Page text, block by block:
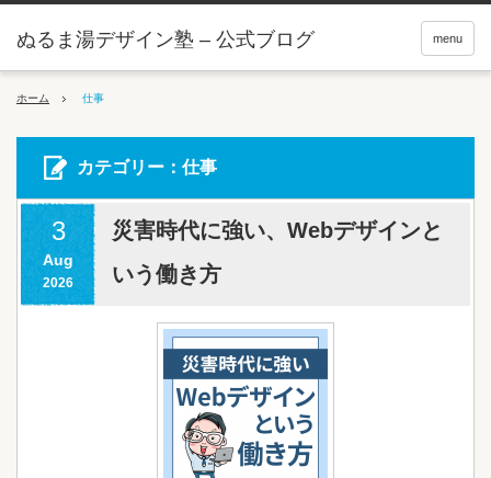
menu
ぬるま湯デザイン塾 – 公式ブログ
ホーム 仕事
カテゴリー：仕事
3
Aug
2026
災害時代に強い、Webデザインと
いう働き方